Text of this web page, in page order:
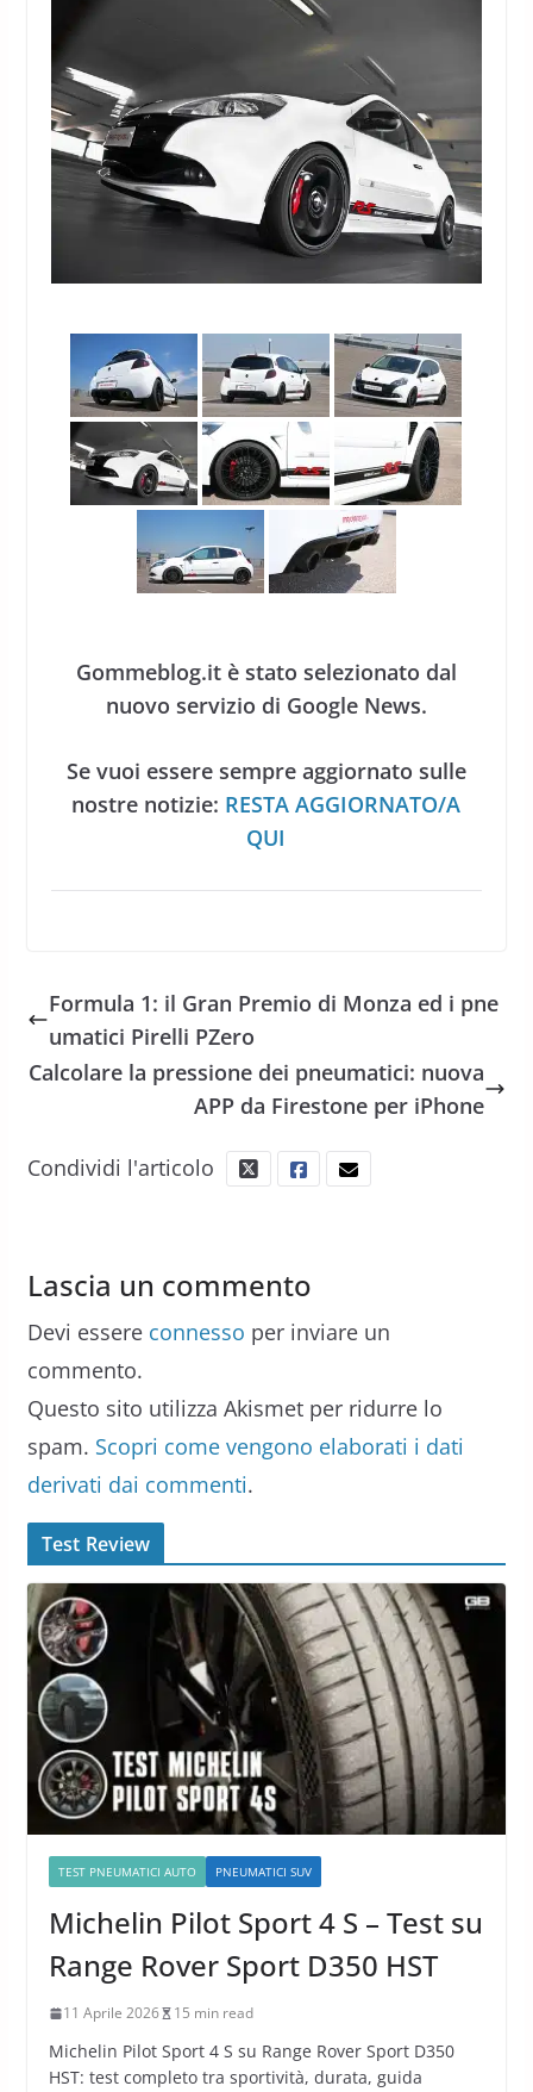
Gommeblog.it è stato selezionato dal
nuovo servizio di Google News.
Se vuoi essere sempre aggiornato sulle
nostre notizie: RESTA AGGIORNATO/A
QUI
Formula 1: il Gran Premio di Monza ed i pne
umatici Pirelli PZero
Calcolare la pressione dei pneumatici: nuova
APP da Firestone per iPhone
Condividi l'articolo
Lascia un commento
Devi essere connesso per inviare un
commento.
Questo sito utilizza Akismet per ridurre lo
spam. Scopri come vengono elaborati i dati
derivati dai commenti.
Test Review
TEST PNEUMATICI AUTO PNEUMATICI SUV
Michelin Pilot Sport 4 S – Test su
Range Rover Sport D350 HST
11 Aprile 2026 15 min read
Michelin Pilot Sport 4 S su Range Rover Sport D350
HST: test completo tra sportività, durata, guida